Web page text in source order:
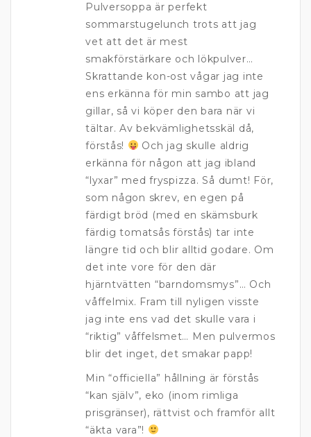
Pulversoppa är perfekt
sommarstugelunch trots att jag
vet att det är mest
smakförstärkare och lökpulver…
Skrattande kon-ost vågar jag inte
ens erkänna för min sambo att jag
gillar, så vi köper den bara när vi
tältar. Av bekvämlighetsskäl då,
förstås!
Och jag skulle aldrig
erkänna för någon att jag ibland
“lyxar” med fryspizza. Så dumt! För,
som någon skrev, en egen på
färdigt bröd (med en skämsburk
färdig tomatsås förstås) tar inte
längre tid och blir alltid godare. Om
det inte vore för den där
hjärntvätten “barndomsmys”… Och
våffelmix. Fram till nyligen visste
jag inte ens vad det skulle vara i
“riktig” våffelsmet… Men pulvermos
blir det inget, det smakar papp!
Min “officiella” hållning är förstås
“kan själv”, eko (inom rimliga
prisgränser), rättvist och framför allt
“äkta vara”!